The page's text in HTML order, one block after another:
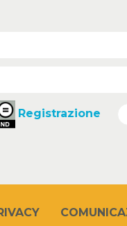
Registrazione